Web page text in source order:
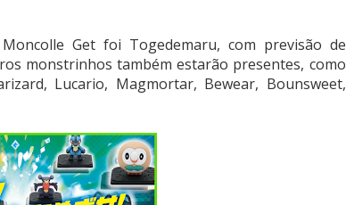
Get foi Togedemaru, com previsão de
monstrinhos também estarão presentes, como
Lucario, Magmortar, Bewear, Bounsweet,